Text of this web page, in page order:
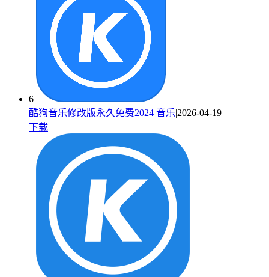
6
酷狗音乐修改版永久免费2024 音乐|2026-04-19
下载